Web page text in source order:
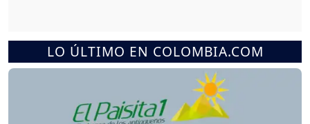
LO ÚLTIMO EN COLOMBIA.COM